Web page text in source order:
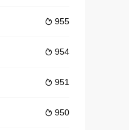
 955
 954
 951
 950